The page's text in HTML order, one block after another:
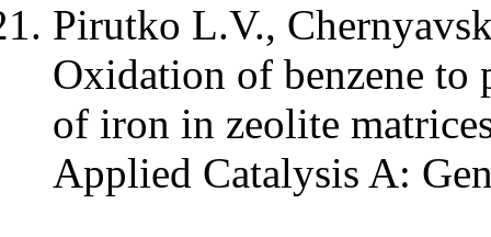
Pirutko L.V.,
Oxidation of benzene
of iron in zeolite
Applied Catalysis A: